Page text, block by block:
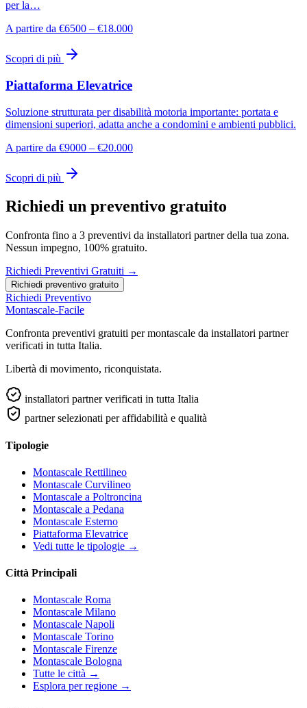
per la…
A partire da €6500 – €18.000
Scopri di più
Piattaforma Elevatrice
Soluzione strutturata per disabilità motoria importante: portata e
dimensioni superiori, adatta anche a condomini e ambienti pubblici.
A partire da €9000 – €20.000
Scopri di più
Richiedi un preventivo gratuito
Confronta fino a 3 preventivi da installatori partner della tua zona.
Nessun impegno, 100% gratuito.
Richiedi Preventivi Gratuiti →
Richiedi preventivo gratuito
Richiedi Preventivo
Montascale-Facile
Confronta preventivi gratuiti per montascale da installatori partner
verificati in tutta Italia.
Libertà di movimento, riconquistata.
installatori partner verificati in tutta Italia
partner selezionati per affidabilità e qualità
Tipologie
Montascale Rettilineo
Montascale Curvilineo
Montascale a Poltroncina
Montascale a Pedana
Montascale Esterno
Piattaforma Elevatrice
Vedi tutte le tipologie →
Città Principali
Montascale Roma
Montascale Milano
Montascale Napoli
Montascale Torino
Montascale Firenze
Montascale Bologna
Tutte le città →
Esplora per regione →